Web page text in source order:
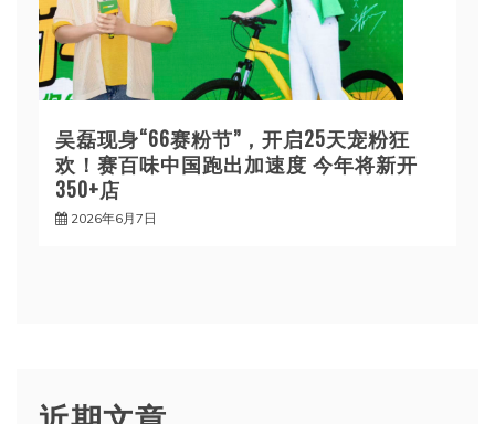
吴磊现身“66赛粉节”，开启25天宠粉狂
欢！赛百味中国跑出加速度 今年将新开
350+店
2026年6月7日